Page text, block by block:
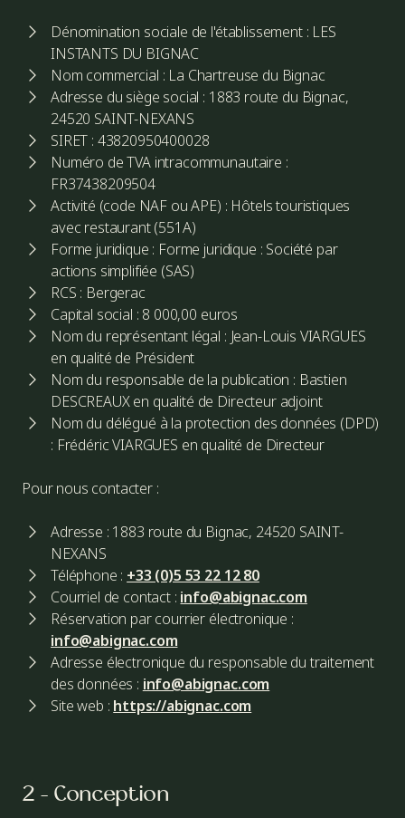
Dénomination sociale de l'établissement : LES
INSTANTS DU BIGNAC
Nom commercial : La Chartreuse du Bignac
Adresse du siège social : 1883 route du Bignac,
24520 SAINT-NEXANS
SIRET : 43820950400028
Numéro de TVA intracommunautaire :
FR37438209504
Activité (code NAF ou APE) : Hôtels touristiques
avec restaurant (551A)
Forme juridique : Forme juridique : Société par
actions simplifiée (SAS)
RCS : Bergerac
Capital social : 8 000,00 euros
Nom du représentant légal : Jean-Louis VIARGUES
en qualité de Président
Nom du responsable de la publication : Bastien
DESCREAUX en qualité de Directeur adjoint
Nom du délégué à la protection des données (DPD)
: Frédéric VIARGUES en qualité de Directeur
Pour nous contacter :
Adresse : 1883 route du Bignac, 24520 SAINT-
NEXANS
Téléphone : +33 (0)5 53 22 12 80
Courriel de contact : info@abignac.com
Réservation par courrier électronique :
info@abignac.com
Adresse électronique du responsable du traitement
des données : info@abignac.com
Site web : https://abignac.com
2 - Conception